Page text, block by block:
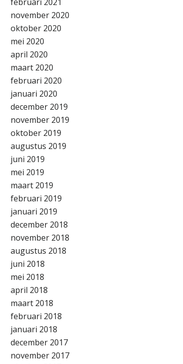
november 2020
oktober 2020
mei 2020
april 2020
maart 2020
februari 2020
januari 2020
december 2019
november 2019
oktober 2019
augustus 2019
juni 2019
mei 2019
maart 2019
februari 2019
januari 2019
december 2018
november 2018
augustus 2018
juni 2018
mei 2018
april 2018
maart 2018
februari 2018
januari 2018
december 2017
november 2017